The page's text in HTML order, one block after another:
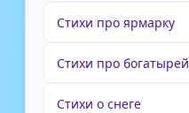
Стихи про ярмарку
Стихи про богатырей
Стихи о снеге